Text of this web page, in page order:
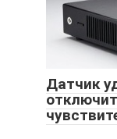
Датчик